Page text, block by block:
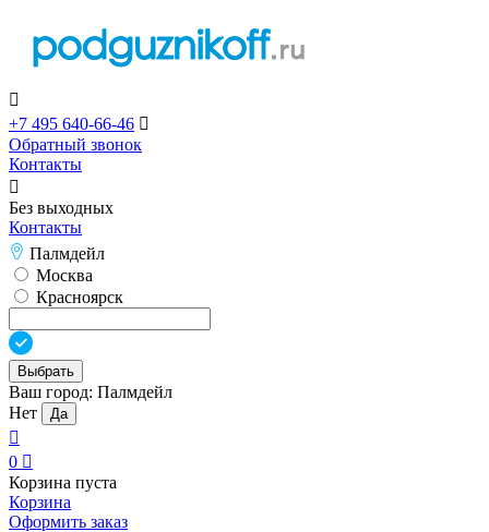

+7 495 640-66-46 
Обратный звонок
Контакты

Без выходных
Контакты
Палмдейл
Москва
Красноярск
Выбрать
Ваш город: Палмдейл
Нет
Да

0 
Корзина пуста
Корзина
Оформить заказ